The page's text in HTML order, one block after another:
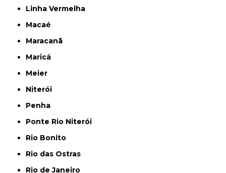
Linha Vermelha
Macaé
Maracanã
Maricá
Meier
Niterói
Penha
Ponte Rio Niterói
Rio Bonito
Rio das Ostras
Rio de Janeiro